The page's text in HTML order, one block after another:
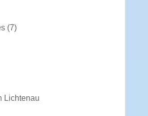
77
Lichtenau